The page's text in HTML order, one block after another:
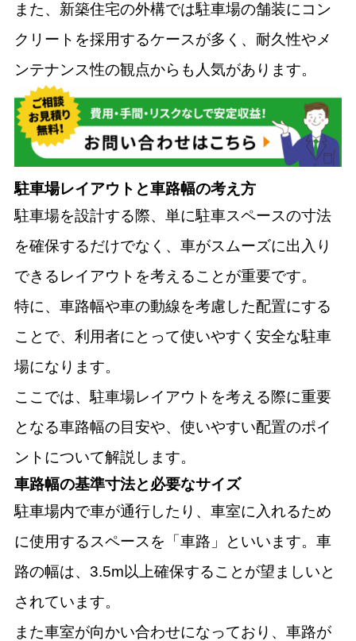
また、新築住宅の外構では駐車場の舗装にコン
クリートを採用するケースが多く、耐久性やメ
ンテナンス性の観点からも人気があります。
駐車場レイアウトと車路幅の考え方
駐車場を設計する際、単に駐車スペースの寸法
を確保するだけでなく、車がスムーズに出入り
できるレイアウトを考えることが重要です。
特に、車路幅や車の動線を考慮した配置にする
ことで、利用者にとって使いやすく安全な駐車
場になります。
ここでは、駐車場レイアウトを考える際に重要
となる車路幅の目安や、使いやすい配置のポイ
ントについて解説します。
車路幅の基準寸法と必要なサイズ
駐車場内で車が通行したり、車室に入れるため
に使用するスペースを「車路」といいます。車
路の幅は、3.5m以上確保することが望ましいと
されています。
また車室が向かい合わせになっており、車路が